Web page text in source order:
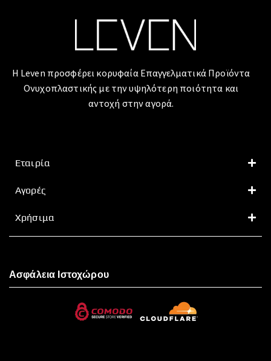
Η Leven προσφέρει κορυφαία Επαγγελματικά Προϊόντα
Ονυχοπλαστικής με την υψηλότερη ποιότητα και
αντοχή στην αγορά.
Εταιρία
Αγορές
Χρήσιμα
Ασφάλεια Ιστοχώρου